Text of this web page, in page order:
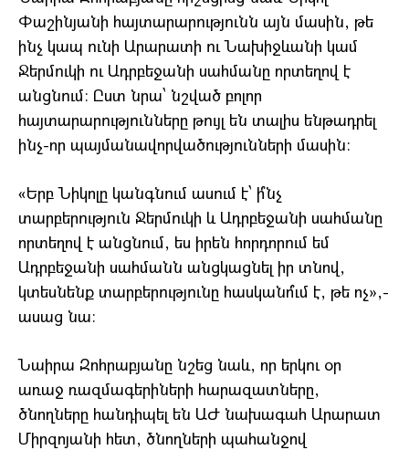
Փաշինյանի հայտարարությունն այն մասին, թե
ինչ կապ ունի Արարատի ու Նախիջևանի կամ
Ջերմուկի ու Ադրբեջանի սահմանը որտեղով է
անցնում։ Ըստ նրա՝ նշված բոլոր
հայտարարությունները թույլ են տալիս ենթադրել
ինչ-որ պայմանավորվածությունների մասին։
«Երբ Նիկոլը կանգնում ասում է՝ ի՞նչ
տարբերություն Ջերմուկի և Ադրբեջանի սահմանը
որտեղով է անցնում, ես իրեն հորդորում եմ
Ադրբեջանի սահմանն անցկացնել իր տնով,
կտեսնենք տարբերությունը հասկանո՞ւմ է, թե ոչ»,-
ասաց նա։
Նաիրա Զոհրաբյանը նշեց նաև, որ երկու օր
առաջ ռազմագերիների հարազատները,
ծնողները հանդիպել են ԱԺ նախագահ Արարատ
Միրզոյանի հետ, ծնողների պահանջով